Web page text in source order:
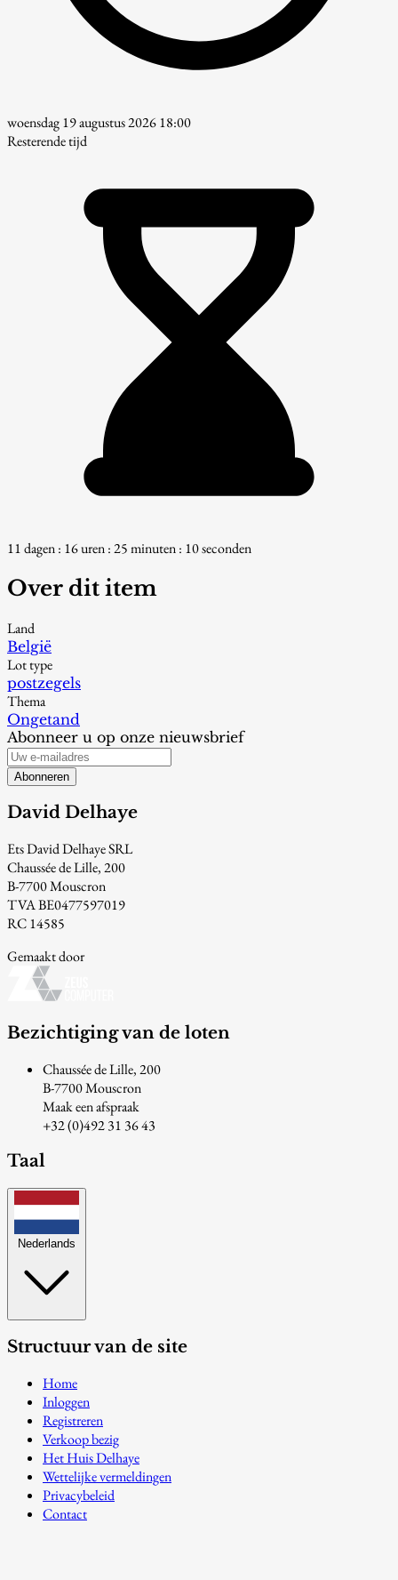
woensdag 19 augustus 2026 18:00
Resterende tijd
11 dagen : 16 uren : 25 minuten : 9 seconden
Over dit item
Land
België
Lot type
postzegels
Thema
Ongetand
Abonneer u op onze nieuwsbrief
Abonneren
David Delhaye
Ets David Delhaye SRL
Chaussée de Lille, 200
B-7700 Mouscron
TVA BE0477597019
RC 14585
Gemaakt door
Bezichtiging van de loten
Chaussée de Lille, 200
B-7700 Mouscron
Maak een afspraak
+32 (0)492 31 36 43
Taal
Nederlands
Structuur van de site
Home
Inloggen
Registreren
Verkoop bezig
Het Huis Delhaye
Wettelijke vermeldingen
Privacybeleid
Contact